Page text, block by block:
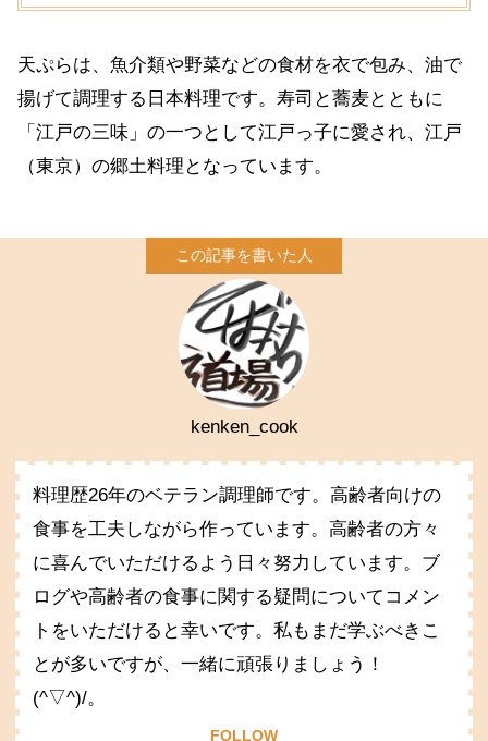
天ぷらは、魚介類や野菜などの食材を衣で包み、油で
揚げて調理する日本料理です。寿司と蕎麦とともに
「江戸の三味」の一つとして江戸っ子に愛され、江戸
（東京）の郷土料理となっています。
kenken_cook
料理歴26年のベテラン調理師です。高齢者向けの
食事を工夫しながら作っています。高齢者の方々
に喜んでいただけるよう日々努力しています。ブ
ログや高齢者の食事に関する疑問についてコメン
トをいただけると幸いです。私もまだ学ぶべきこ
とが多いですが、一緒に頑張りましょう！
(^▽^)/。
FOLLOW